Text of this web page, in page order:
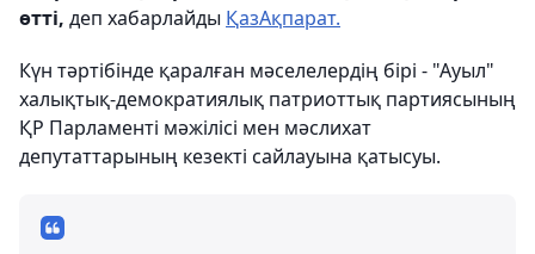
өтті, деп хабарлайды ҚазАқпарат.
Күн тәртібінде қаралған мәселелердің бірі - "Ауыл"
халықтық-демократиялық патриоттық партиясының
ҚР Парламенті мәжілісі мен мәслихат
депутаттарының кезекті сайлауына қатысуы.